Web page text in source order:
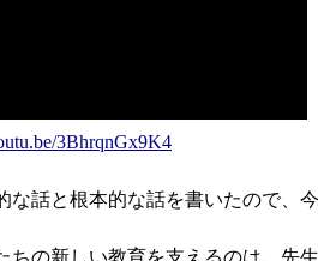
3BhrqnGx9K4
話と根本的な話を書いたので、今
の新しい教育を支えるのは、先生